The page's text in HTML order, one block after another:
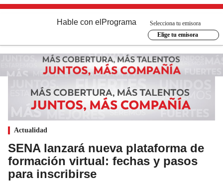
Hable con el Programa
Selecciona tu emisora
Elige tu emisora
Actualidad
SENA lanzará nueva plataforma de
formación virtual: fechas y pasos
para inscribirse